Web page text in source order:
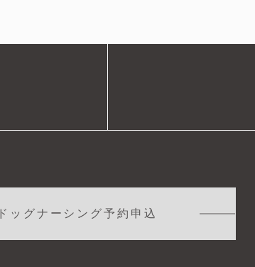
ドッグナーシング予約申込